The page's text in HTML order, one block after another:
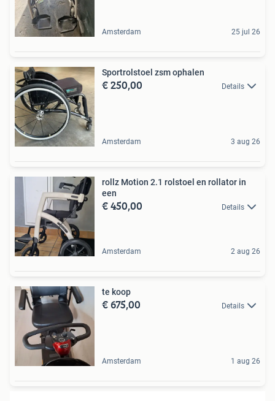
Amsterdam 25 jul 26
Sportrolstoel zsm ophalen
€ 250,00 Details
Amsterdam 3 aug 26
rollz Motion 2.1 rolstoel en rollator in
een
€ 450,00 Details
Amsterdam 2 aug 26
te koop
€ 675,00 Details
Amsterdam 1 aug 26